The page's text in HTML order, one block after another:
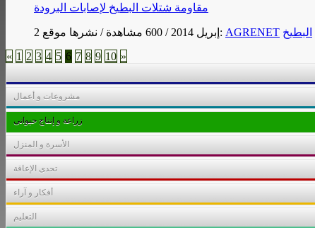
مقاومة شتلات البطيخ لإصابات البرودة
2 إبريل 2014 / 600 مشاهدة / نشرها موقع: AGRENET البطيخ
« 1 2 3 4 5 6 7 8 9 10 »
مشروعات و أعمال
زراعة و إنتاج حيوانى
الأسرة و المنزل
تحدى الإعاقة
أفكار و آراء
التعليم